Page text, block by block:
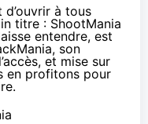
à tous
titre : ShootMania
entendre, est
son
et mise sur
en profitons pour